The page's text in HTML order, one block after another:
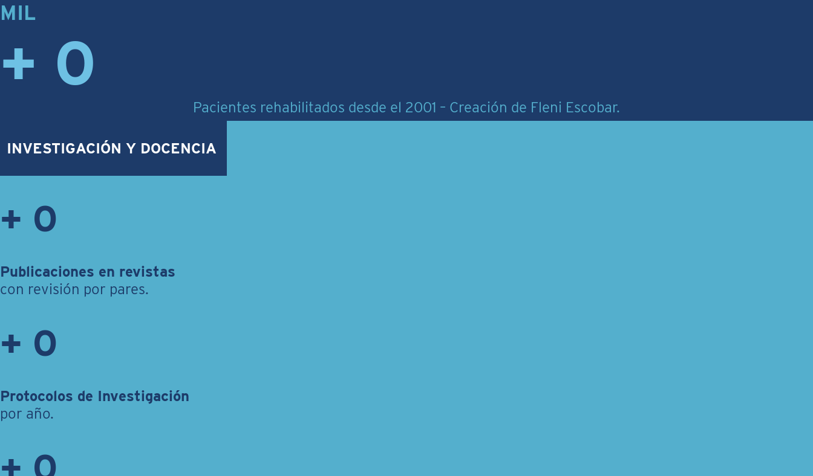
MIL
+ 0
Pacientes rehabilitados desde el 2001 – Creación de Fleni Escobar.
INVESTIGACIÓN Y DOCENCIA
+ 0
Publicaciones en revistas
con revisión por pares.
+ 0
Protocolos de Investigación
por año.
+ 0